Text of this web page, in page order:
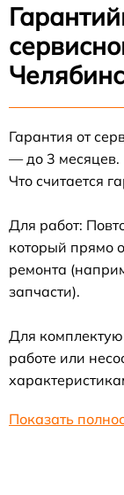
Гарантия от
— до 3 месяцев.
Что считается
Для работ:
который прямо
ремонта
запчасти).
Для
работе или
Показать